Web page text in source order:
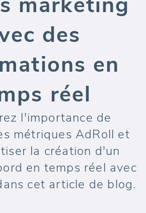
des
en
réel
l'importance de
métriques AdRoll et
la création d'un
en temps réel avec
cet article de blog.